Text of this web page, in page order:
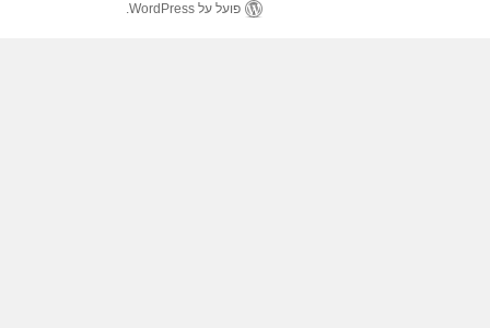
פועל על WordPress.